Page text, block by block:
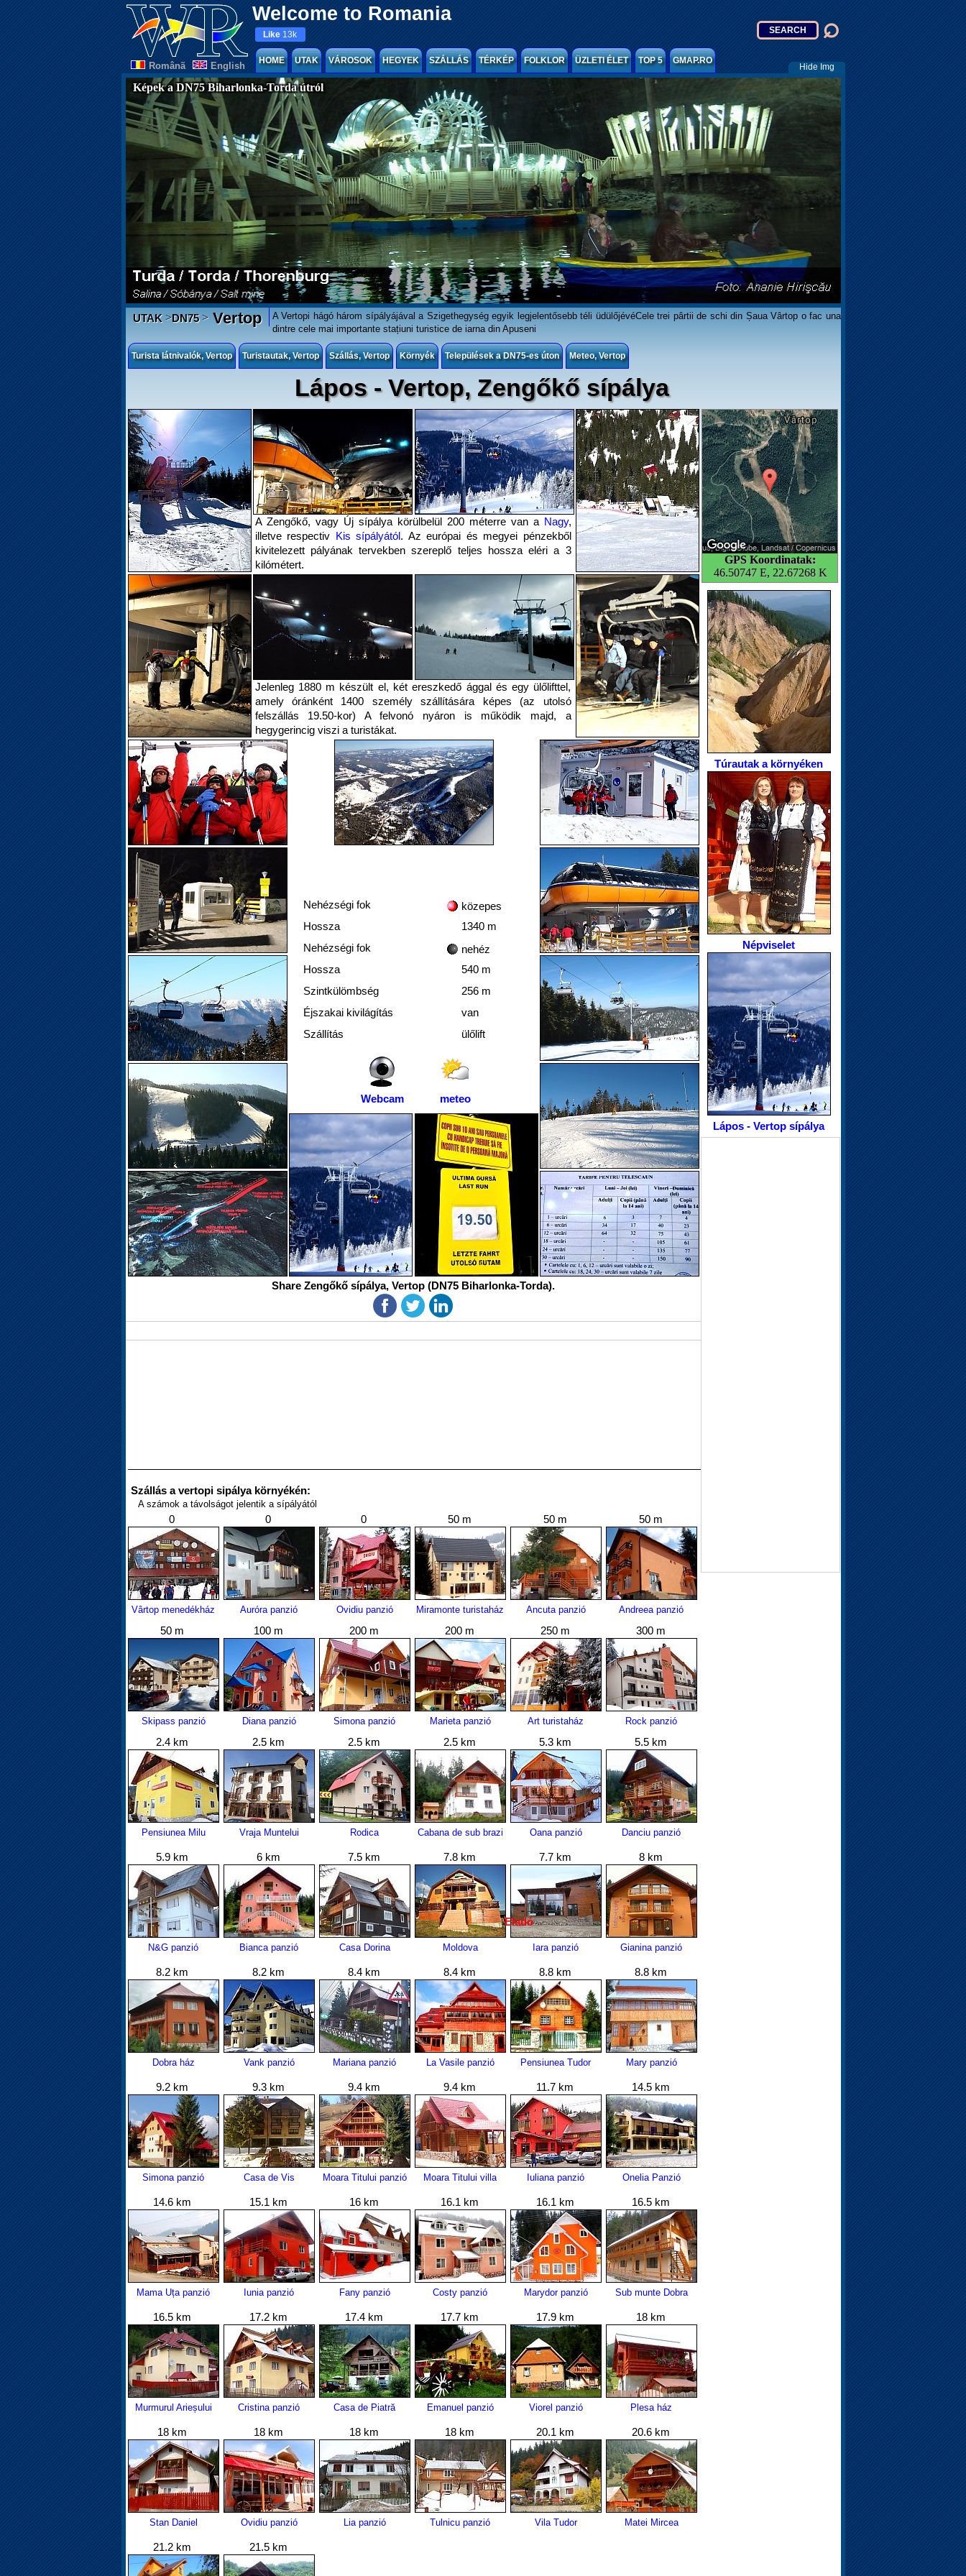
Welcome to Romania
Românã English
Like 13k
HOME UTAK VÁROSOK HEGYEK SZÁLLÁS TÉRKÉP FOLKLOR ÜZLETI ÉLET TOP 5 GMAP.RO
Hide Img
Képek a DN75 Biharlonka-Torda útról
UTAK>DN75>Vertop
A Vertopi hágó három sípályájával a Szigethegység egyik legjelentősebb téli üdülőjévéCele trei pârtii de schi din Șaua Vârtop o fac una
dintre cele mai importante stațiuni turistice de iarna din Apuseni
Turista látnivalók, Vertop Turistautak, Vertop Szállás, Vertop Környék Települések a DN75-es úton Meteo, Vertop
Lápos - Vertop, Zengőkő sípálya
GPS Koordinatak:
46.50747 E, 22.67268 K
A Zengőkő, vagy Új sípálya körülbelül 200 méterre van a Nagy,
illetve respectiv Kis sípályától. Az európai és megyei pénzekből
kivitelezett pályának tervekben szereplő teljes hossza eléri a 3
kilómétert.
Jelenleg 1880 m készült el, két ereszkedő ággal és egy ülőlifttel,
amely óránként 1400 személy szállítására képes (az utolsó
felszállás 19.50-kor) A felvonó nyáron is működik majd, a
hegygerincig viszi a turistákat.
Nehézségi fok
közepes
Hossza
1340 m
Nehézségi fok
nehéz
Hossza
540 m
Szintkülömbség
256 m
Éjszakai kivilágítás
van
Szállítás
ülőlift
Webcam meteo
Túrautak a környéken
Népviselet
Lápos - Vertop sípálya
Share Zengőkő sípálya, Vertop (DN75 Biharlonka-Torda).
Szállás a vertopi sipálya környékén:
A számok a távolságot jelentik a sípályától
0
Vârtop menedékház
0
Auróra panzió
0
Ovidiu panzió
50 m
Miramonte turistaház
50 m
Ancuta panzió
50 m
Andreea panzió
50 m
Skipass panzió
100 m
Diana panzió
200 m
Simona panzió
200 m
Marieta panzió
250 m
Art turistaház
300 m
Rock panzió
2.4 km
Pensiunea Milu
2.5 km
Vraja Muntelui
2.5 km
Rodica
2.5 km
Cabana de sub brazi
5.3 km
Oana panzió
5.5 km
Danciu panzió
5.9 km
N&G panzió
6 km
Bianca panzió
7.5 km
Casa Dorina
7.8 km
Moldova
Eladó
7.7 km
Iara panzió
8 km
Gianina panzió
8.2 km
Dobra ház
8.2 km
Vank panzió
8.4 km
Mariana panzió
8.4 km
La Vasile panzió
8.8 km
Pensiunea Tudor
8.8 km
Mary panzió
9.2 km
Simona panzió
9.3 km
Casa de Vis
9.4 km
Moara Titului panzió
9.4 km
Moara Titului villa
11.7 km
Iuliana panzió
14.5 km
Onelia Panzió
14.6 km
Mama Uța panzió
15.1 km
Iunia panzió
16 km
Fany panzió
16.1 km
Costy panzió
16.1 km
Marydor panzió
16.5 km
Sub munte Dobra
16.5 km
Murmurul Arieșului
17.2 km
Cristina panzió
17.4 km
Casa de Piatră
17.7 km
Emanuel panzió
17.9 km
Viorel panzió
18 km
Plesa ház
18 km
Stan Daniel
18 km
Ovidiu panzió
18 km
Lia panzió
18 km
Tulnicu panzió
20.1 km
Vila Tudor
20.6 km
Matei Mircea
21.2 km 21.5 km